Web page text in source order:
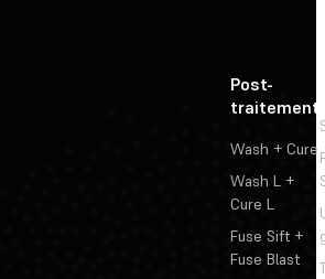
Post-
traitement
Wash + Cure
Wash L +
Cure L
Fuse Sift +
Fuse Blast